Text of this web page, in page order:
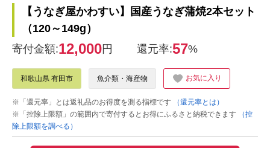
【うなぎ屋かわすい】国産うなぎ蒲焼2本セット
（120～149g）
寄付金額:12,000円 還元率:57%
和歌山県 有田市 魚介類・海産物 お気に入り
※「還元率」とは返礼品のお得度を測る指標です
（還元率とは）
※「控除上限額」の範囲内で寄付するとお得にふるさと納税できます
（控
除上限額を調べる）